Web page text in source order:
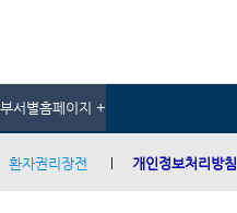
부서별홈페이지 +
환자권리장전 개인정보처리방침